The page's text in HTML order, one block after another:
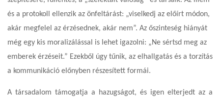
és a protokoll ellenzik az önfeltárást: „viselkedj az előírt módon,
akár megfelel az érzésednek, akár nem”. Az őszinteség hiányát
még egy kis moralizálással is lehet igazolni: „Ne sértsd meg az
emberek érzéseit.” Ezekből úgy tűnik, az elhallgatás és a torzítás
a kommunikáció előnyben részesített formái.
A társadalom támogatja a hazugságot, és igen elterjedt az a